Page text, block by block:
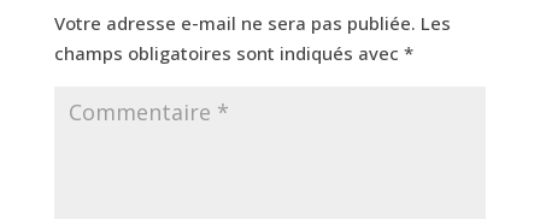
Votre adresse e-mail ne sera pas publiée. Les
champs obligatoires sont indiqués avec *